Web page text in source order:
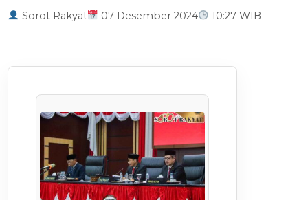
Sorot Rakyat 07 Desember 2024 10:27 WIB